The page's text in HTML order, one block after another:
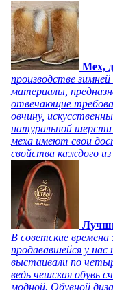
Мех,
производстве
материалы,
отвечающие
овчину,
натуральной шерсти
меха имеют свои
свойства каждого из
В советские времена
продававшейся у
выстаивали по
ведь чешская обувь
модной. Обувной